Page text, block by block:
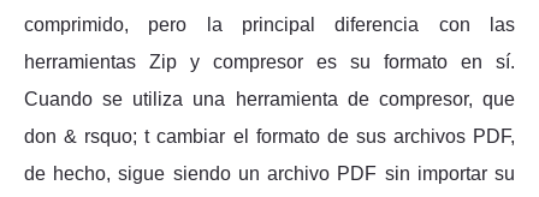
comprimido, pero la principal diferencia con las
herramientas Zip y compresor es su formato en sí.
Cuando se utiliza una herramienta de compresor, que
don & rsquo; t cambiar el formato de sus archivos PDF,
de hecho, sigue siendo un archivo PDF sin importar su